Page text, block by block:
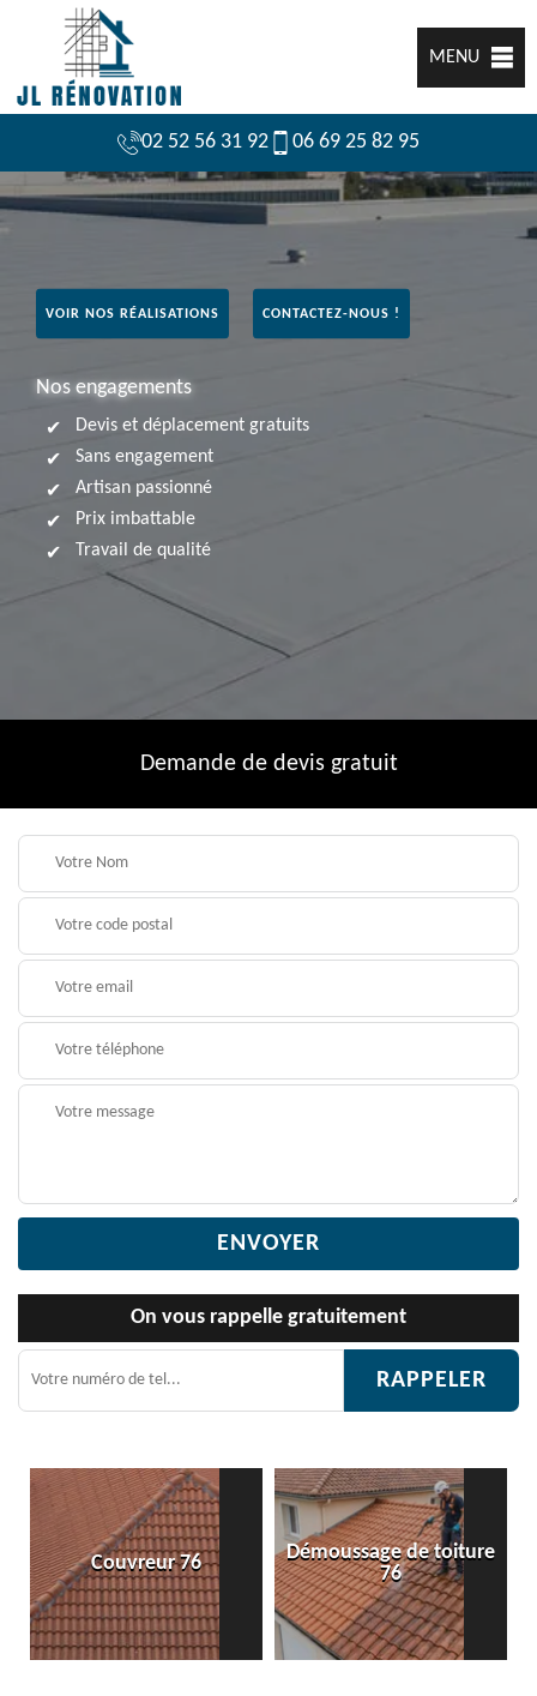
MENU
02 52 56 31 92 06 69 25 82 95
VOIR NOS RÉALISATIONS CONTACTEZ-NOUS !
Nos engagements
Devis et déplacement gratuits
Sans engagement
Artisan passionné
Prix imbattable
Travail de qualité
Demande de devis gratuit
On vous rappelle gratuitement
Couvreur 76
Démoussage de toiture
76